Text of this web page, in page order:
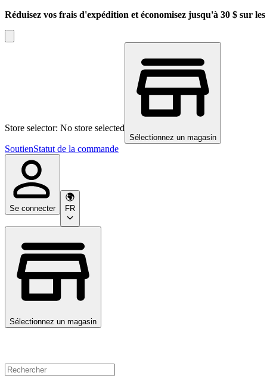
Réduisez vos frais d'expédition et économisez jusqu'à 30 $ sur
Store selector: No store selected
Sélectionnez un magasin
SoutienStatut de la commande
Se connecter FR
Sélectionnez un magasin